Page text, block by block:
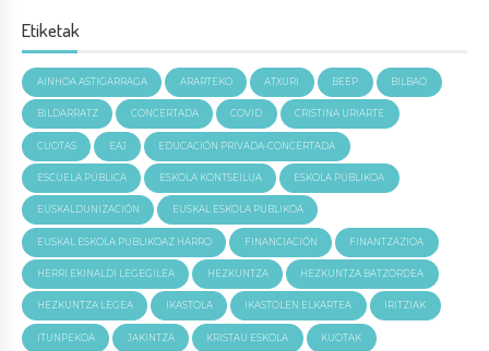
Etiketak
AINHOA ASTIGARRAGA ARARTEKO ATXURI BEEP BILBAO
BILDARRATZ CONCERTADA COVID CRISTINA URIARTE
CUOTAS EAJ EDUCACIÓN PRIVADA-CONCERTADA
ESCUELA PÚBLICA ESKOLA KONTSEILUA ESKOLA PUBLIKOA
EUSKALDUNIZACIÓN EUSKAL ESKOLA PUBLIKOA
EUSKAL ESKOLA PUBLIKOAZ HARRO FINANCIACIÓN FINANTZAZIOA
HERRI EKINALDI LEGEGILEA HEZKUNTZA HEZKUNTZA BATZORDEA
HEZKUNTZA LEGEA IKASTOLA IKASTOLEN ELKARTEA IRITZIAK
ITUNPEKOA JAKINTZA KRISTAU ESKOLA KUOTAK